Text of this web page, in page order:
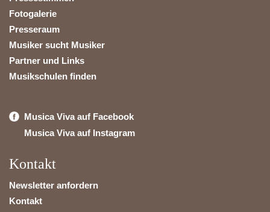
Fotogalerie
Presseraum
Musiker sucht Musiker
Partner und Links
Musikschulen finden
Musica Viva auf Facebook
Musica Viva auf Instagram
Kontakt
Newsletter anfordern
Kontakt